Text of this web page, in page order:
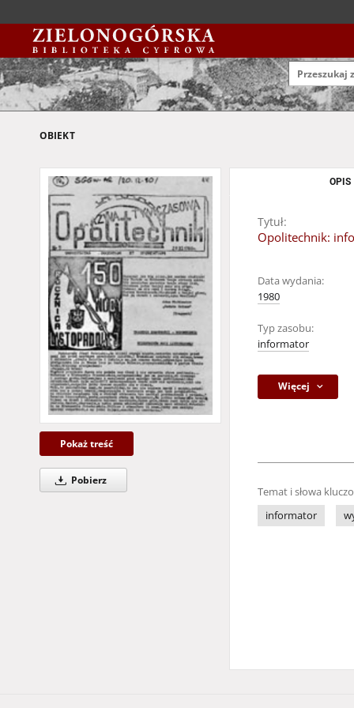
OBIEKT
Pokaż treść
Pobierz
OPIS
Tytuł:
Opolitechnik:
Data wydania:
1980
Typ zasobu:
informator
Więcej
Temat i słowa
informator